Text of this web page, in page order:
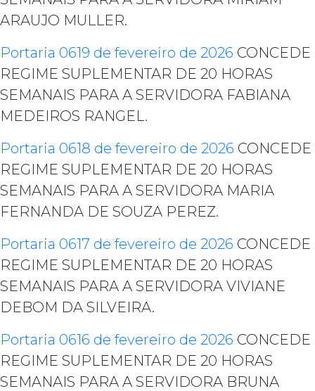
ARAUJO MULLER.
Portaria 0619 de fevereiro de 2026 CONCEDE
REGIME SUPLEMENTAR DE 20 HORAS
SEMANAIS PARA A SERVIDORA FABIANA
MEDEIROS RANGEL.
Portaria 0618 de fevereiro de 2026 CONCEDE
REGIME SUPLEMENTAR DE 20 HORAS
SEMANAIS PARA A SERVIDORA MARIA
FERNANDA DE SOUZA PEREZ.
Portaria 0617 de fevereiro de 2026 CONCEDE
REGIME SUPLEMENTAR DE 20 HORAS
SEMANAIS PARA A SERVIDORA VIVIANE
DEBOM DA SILVEIRA.
Portaria 0616 de fevereiro de 2026 CONCEDE
REGIME SUPLEMENTAR DE 20 HORAS
SEMANAIS PARA A SERVIDORA BRUNA